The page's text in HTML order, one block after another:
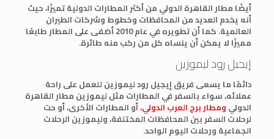
أيضًا مطار القاهرة الدولي من أكثر المطارات الدولية تميزًا، حيث
أنه يخدم العديد من المحافظات وخطوط وشركات الطيران
العالمية. كما أن تطويره في عام 2010 أضفى على المطار طابعًا
مميزًا لا يمكن أن ينساه كل من ركب منه طائرة.
إيجيل رود ليموزين
دائمًا ما يسعى فريق إيجيل رود ليموزين للعمل على راحة
عملائه، سواء بالسفر في المطارات مثل ليموزين مطار القاهرة
الدولي ومطار برج العرب الدولي،أو المطارات الأخرى، أو حت
لرحلات السفر بين المحافظات المختلفة، وليموزين الرحلات
الجماعية ورحلات اليوم الواحد.